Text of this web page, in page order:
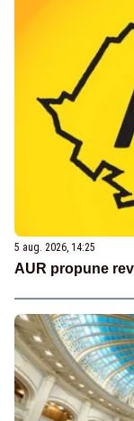
5 aug. 2026, 14:25
AUR propune